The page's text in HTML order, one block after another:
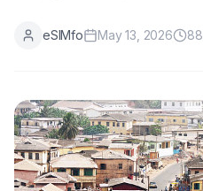
eSIMfo May 13, 2026 88